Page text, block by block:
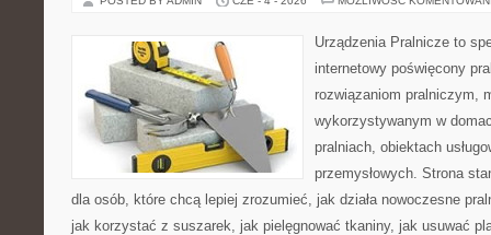
Urządzenia Pralnicze to
internetowy poświęcony
rozwiązaniom pralniczym,
wykorzystywanym w
pralniach, obiektach
przemysłowych. Strona
dla osób, które chcą lepiej zrozumieć, jak działa nowoczesne
jak korzystać z suszarek, jak pielęgnować tkaniny, jak usuwać